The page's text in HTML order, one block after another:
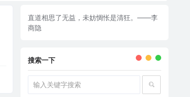
直道相思了无益，未妨惆怅是清狂。——李
商隐
搜索一下